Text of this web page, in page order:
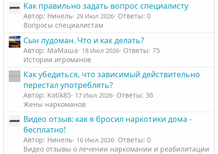
Как правильно задать вопрос специалисту
Автор: Нинель 29 Июл 2026 Ответы: 0
Вопросы специалистам
Сын лудоман. Что и как делать?
Автор: МаМаша 18 Июл 2026 Ответы: 75
Истории игроманов
Как убедиться, что зависимый действительно
перестал употреблять?
Автор: Kotik85 17 Июл 2026 Ответы: 36
Жены наркоманов
Видео отзыв: как я бросил наркотики дома -
бесплатно!
Автор: Нинель 16 Июл 2026 Ответы: 0
Видео отзывы о лечении наркомании и реабилитации